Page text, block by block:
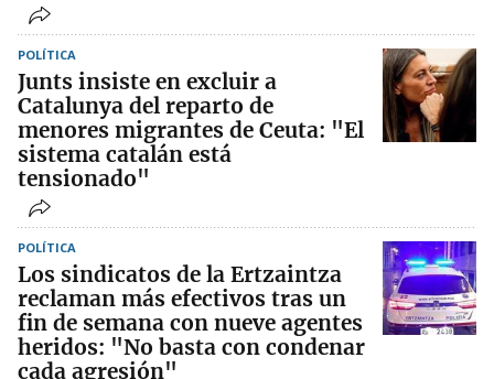
POLÍTICA
Junts insiste en excluir a
Catalunya del reparto de
menores migrantes de Ceuta: "El
sistema catalán está
tensionado"
POLÍTICA
Los sindicatos de la Ertzaintza
reclaman más efectivos tras un
fin de semana con nueve agentes
heridos: "No basta con condenar
cada agresión"